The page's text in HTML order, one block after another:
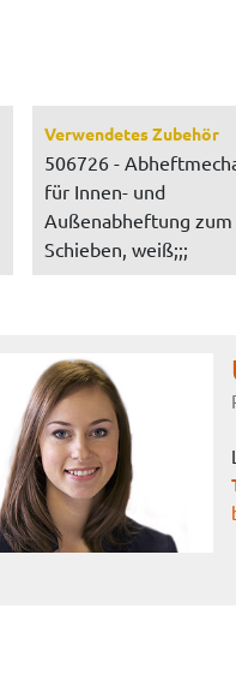
Verwendetes Zubehör
506726 -
für Innen- und
Außenabheftung zum
Schieben, weiß;;;